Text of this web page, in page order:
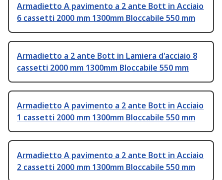
Armadietto A pavimento a 2 ante Bott in Acciaio
6 cassetti 2000 mm 1300mm Bloccabile 550 mm
Armadietto a 2 ante Bott in Lamiera d'acciaio 8
cassetti 2000 mm 1300mm Bloccabile 550 mm
Armadietto A pavimento a 2 ante Bott in Acciaio
1 cassetti 2000 mm 1300mm Bloccabile 550 mm
Armadietto A pavimento a 2 ante Bott in Acciaio
2 cassetti 2000 mm 1300mm Bloccabile 550 mm